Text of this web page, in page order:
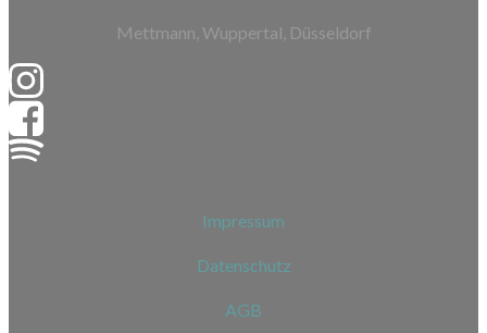
Mettmann, Wuppertal, Düsseldorf
Impressum
Datenschutz
AGB